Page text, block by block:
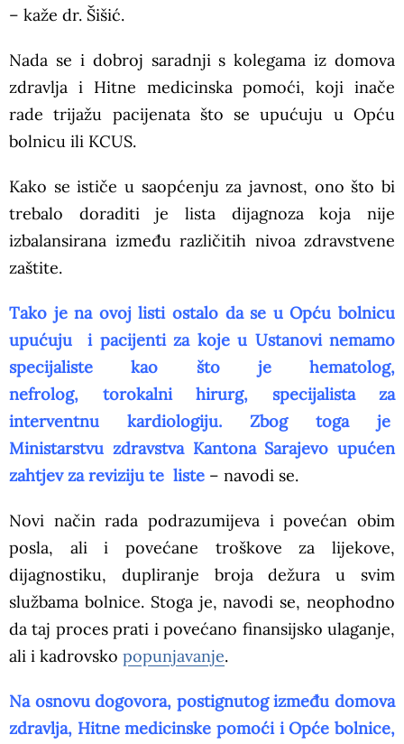
– kaže dr. Šišić.
Nada se i dobroj saradnji s kolegama iz domova
zdravlja i Hitne medicinska pomoći, koji inače
rade trijažu pacijenata što se upućuju u Opću
bolnicu ili KCUS.
Kako se ističe u saopćenju za javnost, ono što bi
trebalo doraditi je lista dijagnoza koja nije
izbalansirana između različitih nivoa zdravstvene
zaštite.
Tako je na ovoj listi ostalo da se u Opću bolnicu
upućuju i pacijenti za koje u Ustanovi nemamo
specijaliste kao što je hematolog,
nefrolog, torokalni hirurg, specijalista za
interventnu kardiologiju. Zbog toga je
Ministarstvu zdravstva Kantona Sarajevo upućen
zahtjev za reviziju te liste – navodi se.
Novi način rada podrazumijeva i povećan obim
posla, ali i povećane troškove za lijekove,
dijagnostiku, dupliranje broja dežura u svim
službama bolnice. Stoga je, navodi se, neophodno
da taj proces prati i povećano finansijsko ulaganje,
ali i kadrovsko popunjavanje.
Na osnovu dogovora, postignutog između domova
zdravlja, Hitne medicinske pomoći i Opće bolnice,